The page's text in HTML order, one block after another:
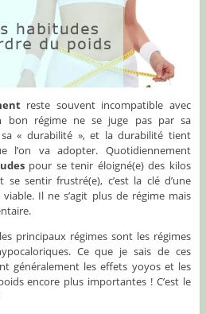
reste souvent incompatible avec
bon régime ne se juge pas par sa
« durabilité », et la durabilité tient
l’on va adopter. Quotidiennement
pour se tenir éloigné(e) des kilos
sentir frustré(e), c’est la clé d’une
viable. Il ne s’agit plus de régime mais
principaux régimes sont les régimes
Ce que je sais de ces
généralement les effets yoyos et les
encore plus importantes ! C’est le